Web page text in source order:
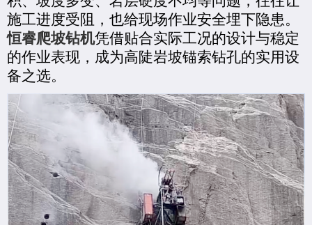
施工进度受阻，也给现场作业安全埋下隐患。
恒睿爬坡钻机凭借贴合实际工况的设计与稳定
的作业表现，成为高陡岩坡锚索钻孔的实用设
备之选。